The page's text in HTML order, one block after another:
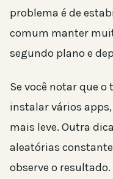
problema é de
comum manter
segundo plano e
Se você notar que
instalar vários
mais leve. Outra
aleatórias
observe o resultado.